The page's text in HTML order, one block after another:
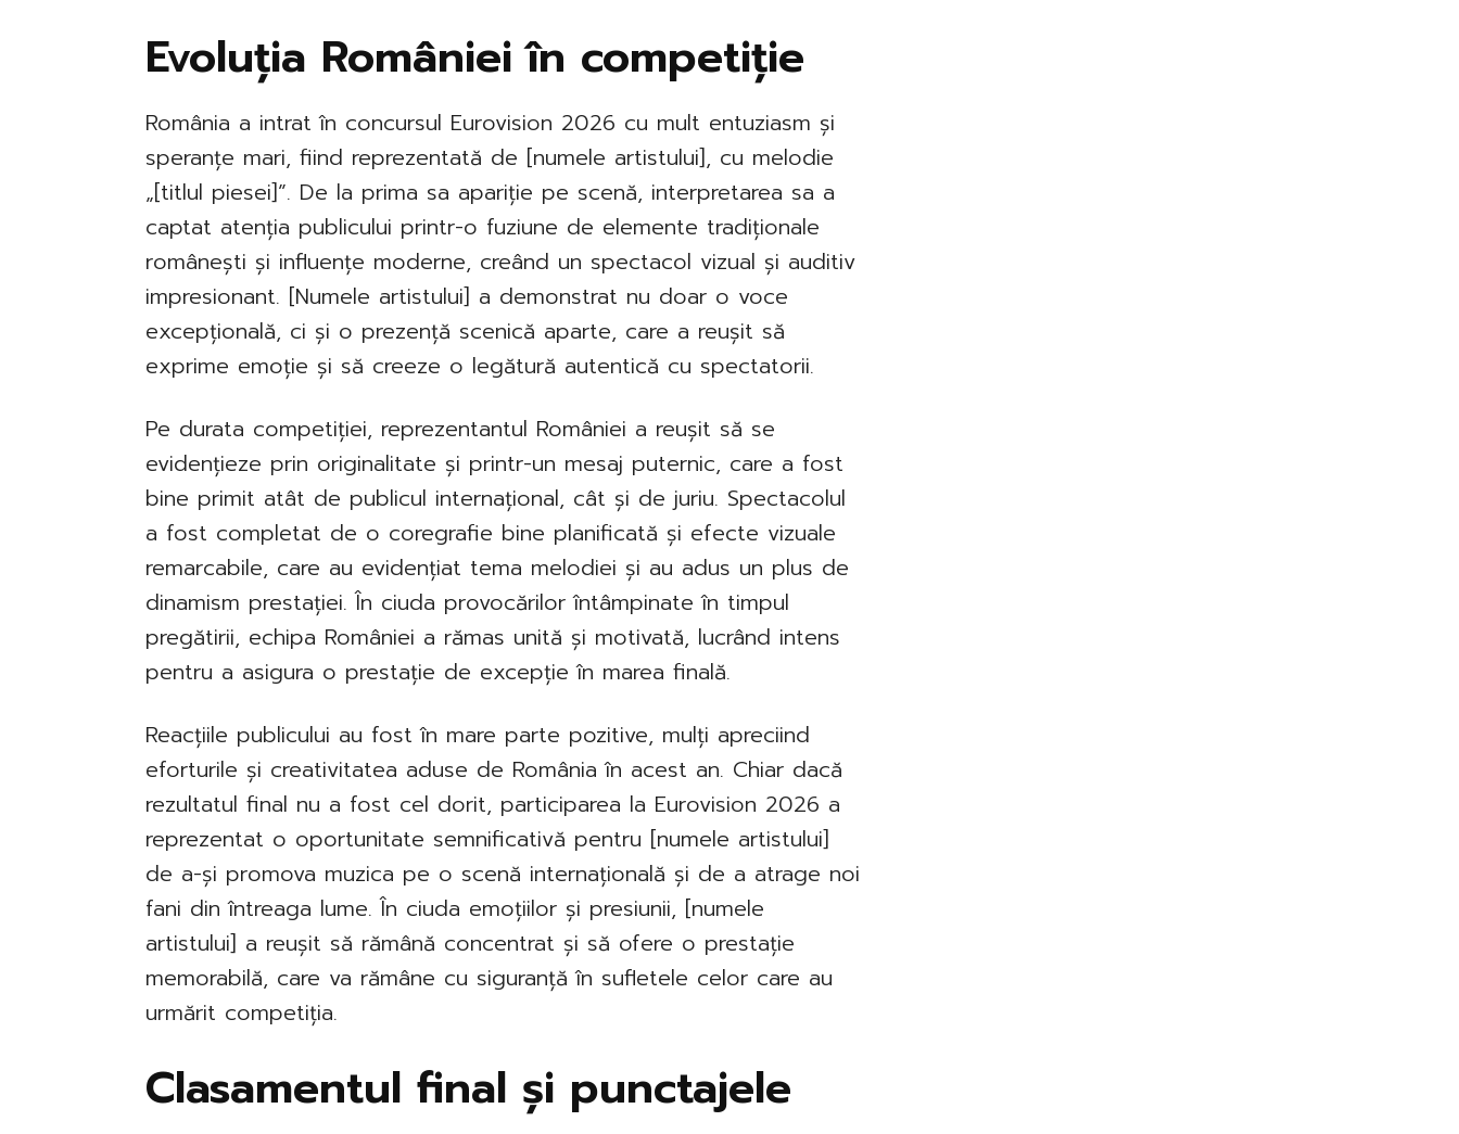
Evoluția României în competiție
România a intrat în concursul Eurovision 2026 cu mult entuziasm și
speranțe mari, fiind reprezentată de [numele artistului], cu melodie
„[titlul piesei]”. De la prima sa apariție pe scenă, interpretarea sa a
captat atenția publicului printr-o fuziune de elemente tradiționale
românești și influențe moderne, creând un spectacol vizual și auditiv
impresionant. [Numele artistului] a demonstrat nu doar o voce
excepțională, ci și o prezență scenică aparte, care a reușit să
exprime emoție și să creeze o legătură autentică cu spectatorii.
Pe durata competiției, reprezentantul României a reușit să se
evidențieze prin originalitate și printr-un mesaj puternic, care a fost
bine primit atât de publicul internațional, cât și de juriu. Spectacolul
a fost completat de o coregrafie bine planificată și efecte vizuale
remarcabile, care au evidențiat tema melodiei și au adus un plus de
dinamism prestației. În ciuda provocărilor întâmpinate în timpul
pregătirii, echipa României a rămas unită și motivată, lucrând intens
pentru a asigura o prestație de excepție în marea finală.
Reacțiile publicului au fost în mare parte pozitive, mulți apreciind
eforturile și creativitatea aduse de România în acest an. Chiar dacă
rezultatul final nu a fost cel dorit, participarea la Eurovision 2026 a
reprezentat o oportunitate semnificativă pentru [numele artistului]
de a-și promova muzica pe o scenă internațională și de a atrage noi
fani din întreaga lume. În ciuda emoțiilor și presiunii, [numele
artistului] a reușit să rămână concentrat și să ofere o prestație
memorabilă, care va rămâne cu siguranță în sufletele celor care au
urmărit competiția.
Clasamentul final și punctajele